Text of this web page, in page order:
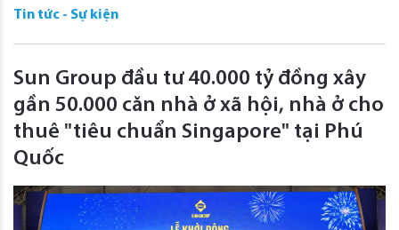
Tin tức - Sự kiện
Sun Group đầu tư 40.000 tỷ đồng xây
gần 50.000 căn nhà ở xã hội, nhà ở cho
thuê "tiêu chuẩn Singapore" tại Phú
Quốc